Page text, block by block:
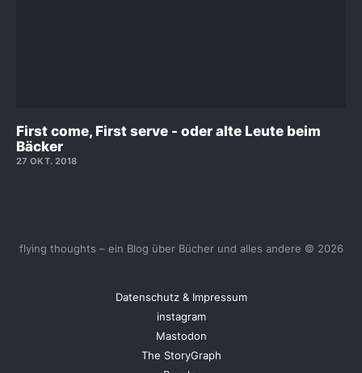
First come, First serve - oder alte Leute beim
Bäcker
27 OKT. 2018
flying thoughts – ein Blog über Bücher und alles andere © 2026
Datenschutz & Impressum
instagram
Mastodon
The StoryGraph